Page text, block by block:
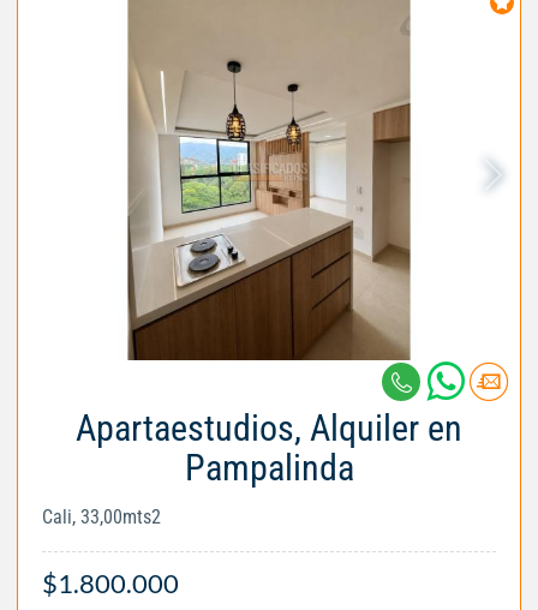
Apartaestudios, Alquiler en
Pampalinda
Cali, 33,00mts2
$1.800.000